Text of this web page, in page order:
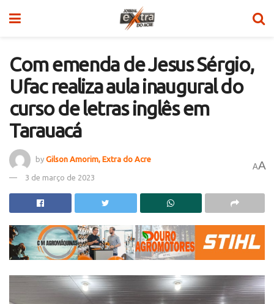
Com emenda de Jesus Sérgio,
Ufac realiza aula inaugural do
curso de letras inglês em
Tarauacá
by Gilson Amorim, Extra do Acre
3 de março de 2023
AA